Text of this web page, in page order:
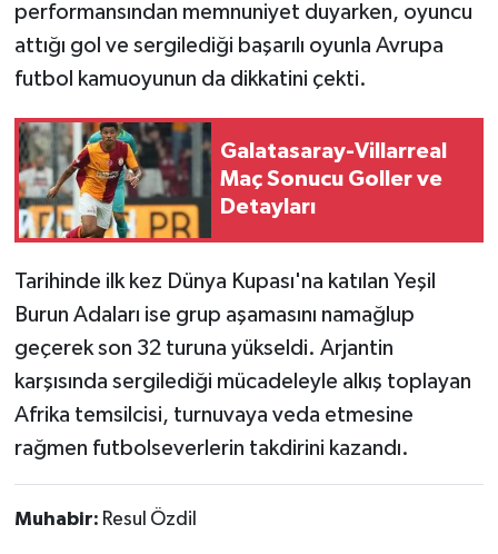
performansından memnuniyet duyarken, oyuncu
attığı gol ve sergilediği başarılı oyunla Avrupa
futbol kamuoyunun da dikkatini çekti.
Galatasaray-Villarreal
Maç Sonucu Goller ve
Detayları
Tarihinde ilk kez Dünya Kupası'na katılan Yeşil
Burun Adaları ise grup aşamasını namağlup
geçerek son 32 turuna yükseldi. Arjantin
karşısında sergilediği mücadeleyle alkış toplayan
Afrika temsilcisi, turnuvaya veda etmesine
rağmen futbolseverlerin takdirini kazandı.
Muhabir: Resul Özdil